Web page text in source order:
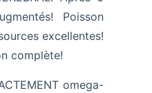
Poisson
excellentes!
complète!
omega-